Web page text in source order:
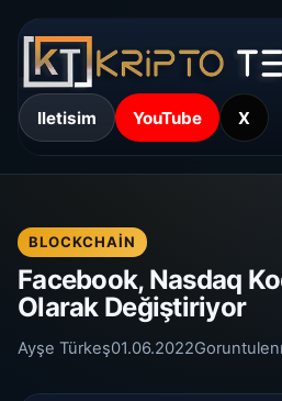
Iletisim YouTube X
BLOCKCHAIN
Facebook, Nasdaq
Olarak Değiştiriyor
Ayşe Türkeş01.06.2022